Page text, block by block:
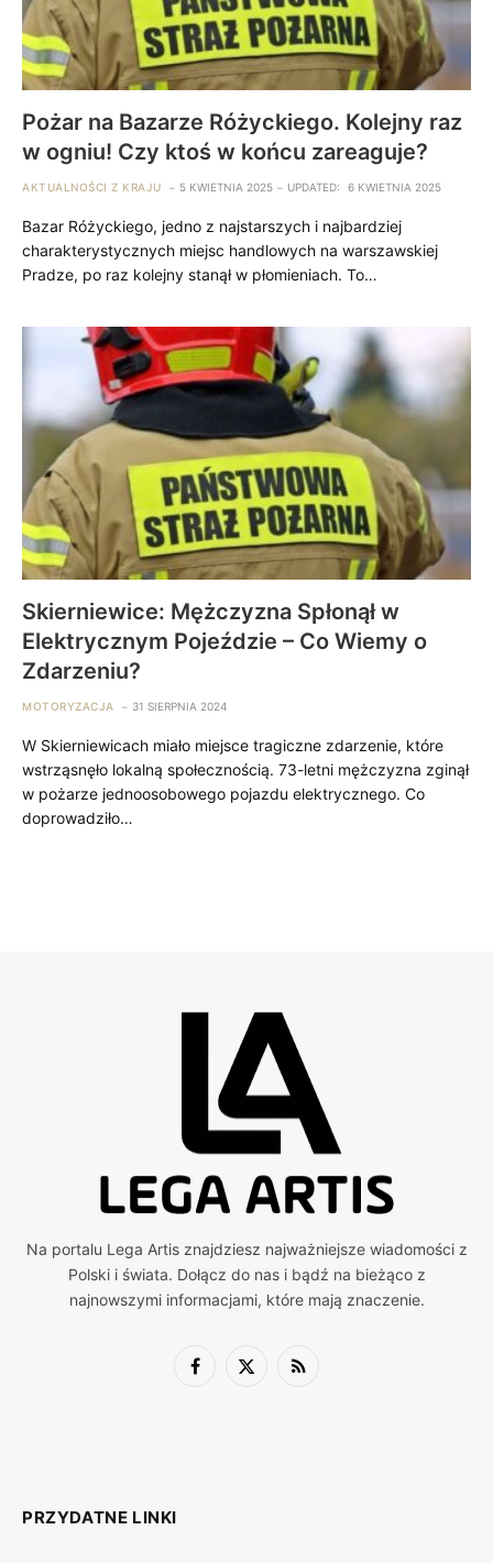
Pożar na Bazarze Różyckiego. Kolejny raz
w ogniu! Czy ktoś w końcu zareaguje?
AKTUALNOŚCI Z KRAJU 5 KWIETNIA 2025 UPDATED: 6 KWIETNIA 2025
Bazar Różyckiego, jedno z najstarszych i najbardziej
charakterystycznych miejsc handlowych na warszawskiej
Pradze, po raz kolejny stanął w płomieniach. To…
Skierniewice: Mężczyzna Spłonął w
Elektrycznym Pojeździe – Co Wiemy o
Zdarzeniu?
MOTORYZACJA 31 SIERPNIA 2024
W Skierniewicach miało miejsce tragiczne zdarzenie, które
wstrząsnęło lokalną społecznością. 73-letni mężczyzna zginął
w pożarze jednoosobowego pojazdu elektrycznego. Co
doprowadziło…
Na portalu Lega Artis znajdziesz najważniejsze wiadomości z
Polski i świata. Dołącz do nas i bądź na bieżąco z
najnowszymi informacjami, które mają znaczenie.
Facebook
X
RSS
PRZYDATNE LINKI